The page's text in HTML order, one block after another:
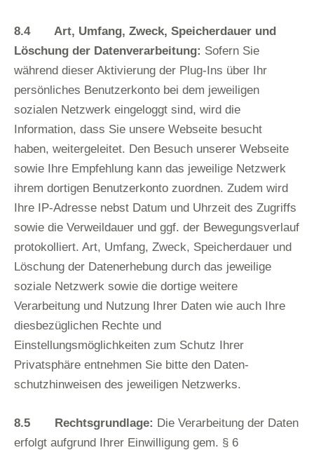
8.4 Art, Umfang, Zweck, Speicherdauer und
Löschung der Datenverarbeitung: Sofern Sie
während dieser Aktivierung der Plug-Ins über Ihr
persönliches Benutzerkonto bei dem jeweiligen
sozialen Netzwerk eingeloggt sind, wird die
Information, dass Sie unsere Webseite besucht
haben, weitergeleitet. Den Besuch unserer Webseite
sowie Ihre Empfehlung kann das jeweilige Netzwerk
ihrem dortigen Benutzerkonto zuordnen. Zudem wird
Ihre IP-Adresse nebst Datum und Uhrzeit des Zugriffs
sowie die Verweildauer und ggf. der Bewegungsverlauf
protokolliert. Art, Umfang, Zweck, Speicherdauer und
Löschung der Datenerhebung durch das jeweilige
soziale Netzwerk sowie die dortige weitere
Verarbeitung und Nutzung Ihrer Daten wie auch Ihre
diesbezüglichen Rechte und
Einstellungsmöglichkeiten zum Schutz Ihrer
Privatsphäre entnehmen Sie bitte den Daten-
schutzhinweisen des jeweiligen Netzwerks.
8.5 Rechtsgrundlage: Die Verarbeitung der Daten
erfolgt aufgrund Ihrer Einwilligung gem. § 6